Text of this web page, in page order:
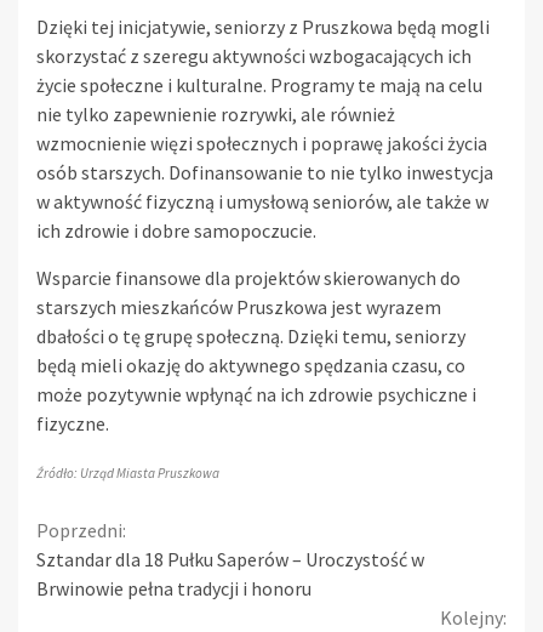
Dzięki tej inicjatywie, seniorzy z Pruszkowa będą mogli
skorzystać z szeregu aktywności wzbogacających ich
życie społeczne i kulturalne. Programy te mają na celu
nie tylko zapewnienie rozrywki, ale również
wzmocnienie więzi społecznych i poprawę jakości życia
osób starszych. Dofinansowanie to nie tylko inwestycja
w aktywność fizyczną i umysłową seniorów, ale także w
ich zdrowie i dobre samopoczucie.
Wsparcie finansowe dla projektów skierowanych do
starszych mieszkańców Pruszkowa jest wyrazem
dbałości o tę grupę społeczną. Dzięki temu, seniorzy
będą mieli okazję do aktywnego spędzania czasu, co
może pozytywnie wpłynąć na ich zdrowie psychiczne i
fizyczne.
Źródło: Urząd Miasta Pruszkowa
Continue
Reading
Poprzedni:
Sztandar dla 18 Pułku Saperów – Uroczystość w
Brwinowie pełna tradycji i honoru
Kolejny: